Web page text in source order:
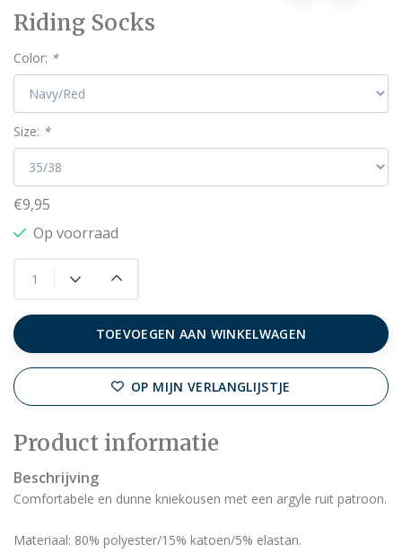
Riding Socks
Color: *
Size: *
€9,95
Op voorraad
TOEVOEGEN AAN WINKELWAGEN
OP MIJN VERLANGLIJSTJE
Product informatie
Beschrijving
Comfortabele en dunne kniekousen met een argyle ruit patroon.
Materiaal: 80% polyester/15% katoen/5% elastan.